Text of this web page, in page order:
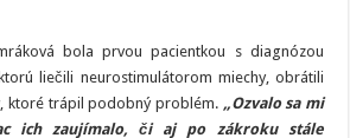
bola prvou pacientkou s diagnózou
liečili neurostimulátorom miechy, obrátili
ktoré trápil podobný problém. „Ozvalo sa mi
ich zaujímalo, či aj po zákroku stále